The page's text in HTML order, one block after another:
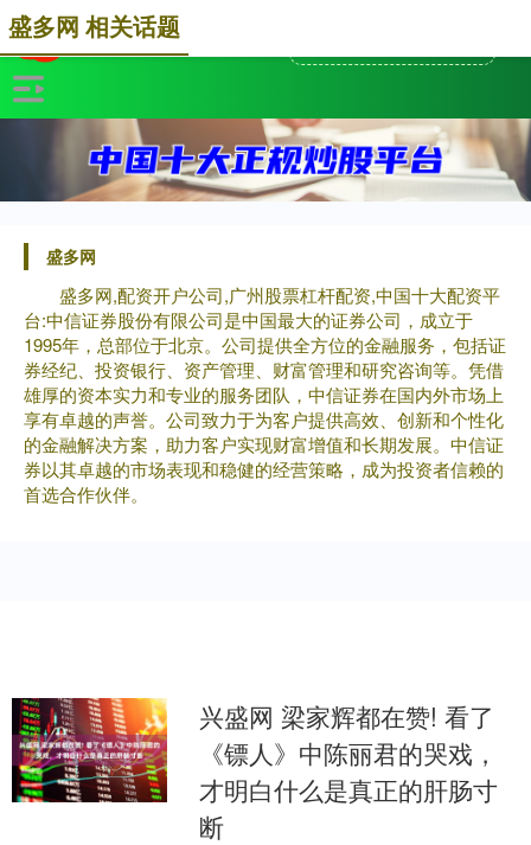
盛多网
盛多网,配资开户公司,广州股票杠杆配资,中国十大配资平
台:中信证券股份有限公司是中国最大的证券公司，成立于
1995年，总部位于北京。公司提供全方位的金融服务，包括证
券经纪、投资银行、资产管理、财富管理和研究咨询等。凭借
雄厚的资本实力和专业的服务团队，中信证券在国内外市场上
享有卓越的声誉。公司致力于为客户提供高效、创新和个性化
的金融解决方案，助力客户实现财富增值和长期发展。中信证
券以其卓越的市场表现和稳健的经营策略，成为投资者信赖的
首选合作伙伴。
盛多网 相关话题
兴盛网 梁家辉都在赞! 看了
《镖人》中陈丽君的哭戏，
才明白什么是真正的肝肠寸
断